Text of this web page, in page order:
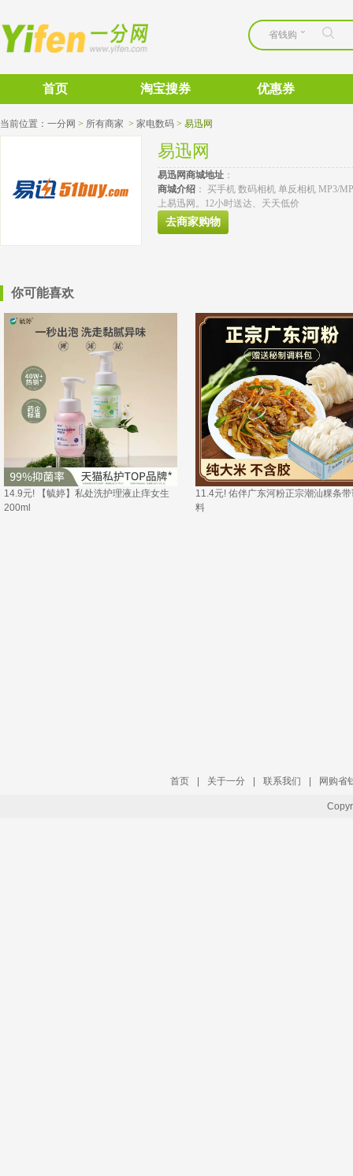
省钱购
首页 淘宝搜券 优惠券
当前位置： 一分网 > 所有商家 > 家电数码 > 易迅网
易迅网
易迅网商城地址 ：
商城介绍 ： 买手机 数码相机 单反相机 MP3/
上易迅网。12小时送达、天天低价
去商家购物
你可能喜欢
14.9元! 【毓婷】私处洗护理液止痒女生
200ml
11.4元! 佑伴广东河粉正宗潮汕粿条
料
首页 关于一分 联系我们 网购省